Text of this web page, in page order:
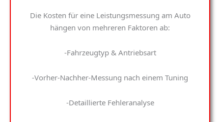
Die Kosten für eine Leistungsmessung am Auto
hängen von mehreren Faktoren ab:
-Fahrzeugtyp & Antriebsart
-Vorher-Nachher-Messung nach einem Tuning
-Detaillierte Fehleranalyse